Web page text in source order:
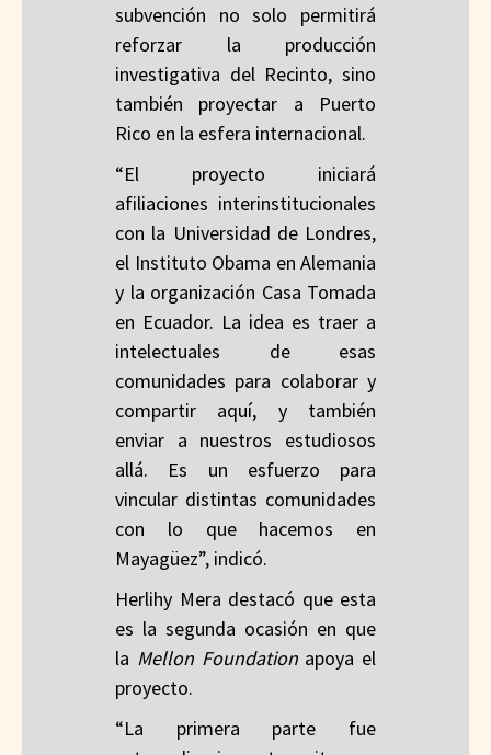
subvención no solo permitirá
reforzar la producción
investigativa del Recinto, sino
también proyectar a Puerto
Rico en la esfera internacional.
“El proyecto iniciará
afiliaciones interinstitucionales
con la Universidad de Londres,
el Instituto Obama en Alemania
y la organización Casa Tomada
en Ecuador. La idea es traer a
intelectuales de esas
comunidades para colaborar y
compartir aquí, y también
enviar a nuestros estudiosos
allá. Es un esfuerzo para
vincular distintas comunidades
con lo que hacemos en
Mayagüez”, indicó.
Herlihy Mera destacó que esta
es la segunda ocasión en que
la Mellon Foundationapoya el
proyecto.
“La primera parte fue